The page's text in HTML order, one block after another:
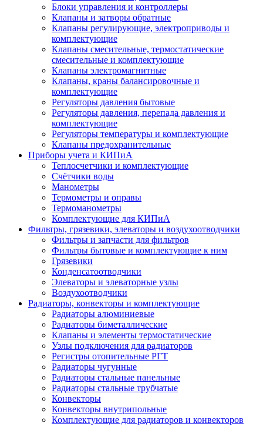
Блоки управления и контроллеры
Клапаны и затворы обратные
Клапаны регулирующие, электроприводы и
комплектующие
Клапаны смесительные, термостатические
смесительные и комплектующие
Клапаны электромагнитные
Клапаны, краны балансировочные и
комплектующие
Регуляторы давления бытовые
Регуляторы давления, перепада давления и
комплектующие
Регуляторы температуры и комплектующие
Клапаны предохранительные
Приборы учета и КИПиА
Теплосчетчики и комплектующие
Счётчики воды
Манометры
Термометры и оправы
Термоманометры
Комплектующие для КИПиА
Фильтры, грязевики, элеваторы и воздухоотводчики
Фильтры и запчасти для фильтров
Фильтры бытовые и комплектующие к ним
Грязевики
Конденсатоотводчики
Элеваторы и элеваторные узлы
Воздухоотводчики
Радиаторы, конвекторы и комплектующие
Радиаторы алюминиевые
Радиаторы биметаллические
Клапаны и элементы термостатические
Узлы подключения для радиаторов
Регистры отопительные РГТ
Радиаторы чугунные
Радиаторы стальные панельные
Радиаторы стальные трубчатые
Конвекторы
Конвекторы внутрипольные
Комплектующие для радиаторов и конвекторов